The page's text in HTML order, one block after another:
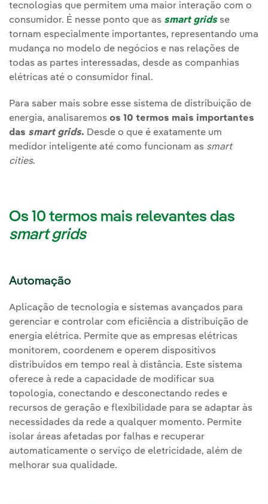
tecnologias que permitem uma maior interação com o
consumidor. É nesse ponto que as smart gridsse
tornam especialmente importantes, representando uma
mudança no modelo de negócios e nas relações de
todas as partes interessadas, desde as companhias
elétricas até o consumidor final.
Para saber mais sobre esse sistema de distribuição de
energia, analisaremos os 10 termos mais importantes
das smart grids. Desde o que é exatamente um
medidor inteligente até como funcionam as smart
cities.
Os 10 termos mais relevantes das
smart grids
Automação
Aplicação de tecnologia e sistemas avançados para
gerenciar e controlar com eficiência a distribuição de
energia elétrica. Permite que as empresas elétricas
monitorem, coordenem e operem dispositivos
distribuídos em tempo real à distância. Este sistema
oferece à rede a capacidade de modificar sua
topologia, conectando e desconectando redes e
recursos de geração e flexibilidade para se adaptar às
necessidades da rede a qualquer momento. Permite
isolar áreas afetadas por falhas e recuperar
automaticamente o serviço de eletricidade, além de
melhorar sua qualidade.